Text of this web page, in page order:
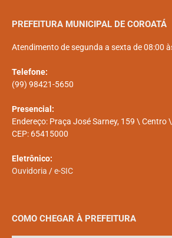
PREFEITURA MUNICIPAL DE COROATÁ
Atendimento de segunda a sexta de 08:00
Telefone:
(99) 98421-5650
Presencial:
Endereço: Praça José Sarney, 159 \ Centro
CEP: 65415000
Eletrônico:
Ouvidoria /e-SIC
COMO CHEGAR À PREFEITURA